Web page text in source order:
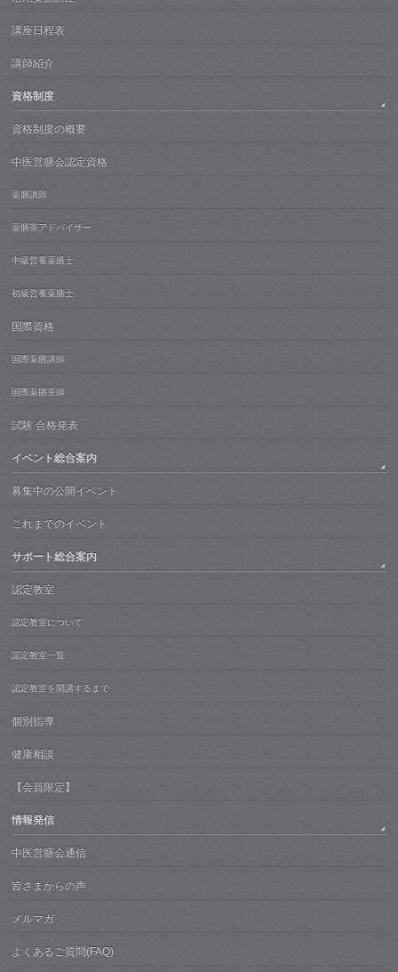
講座日程表
講師紹介
資格制度
資格制度の概要
中医営膳会認定資格
薬膳講師
薬膳茶アドバイザー
中級営養薬膳士
初級営養薬膳士
国際資格
国際薬膳講師
国際薬膳茶師
試験 合格発表
イベント総合案内
募集中の公開イベント
これまでのイベント
サポート総合案内
認定教室
認定教室について
認定教室一覧
認定教室を開講するまで
個別指導
健康相談
【会員限定】
情報発信
中医営膳会通信
皆さまからの声
メルマガ
よくあるご質問(FAQ)